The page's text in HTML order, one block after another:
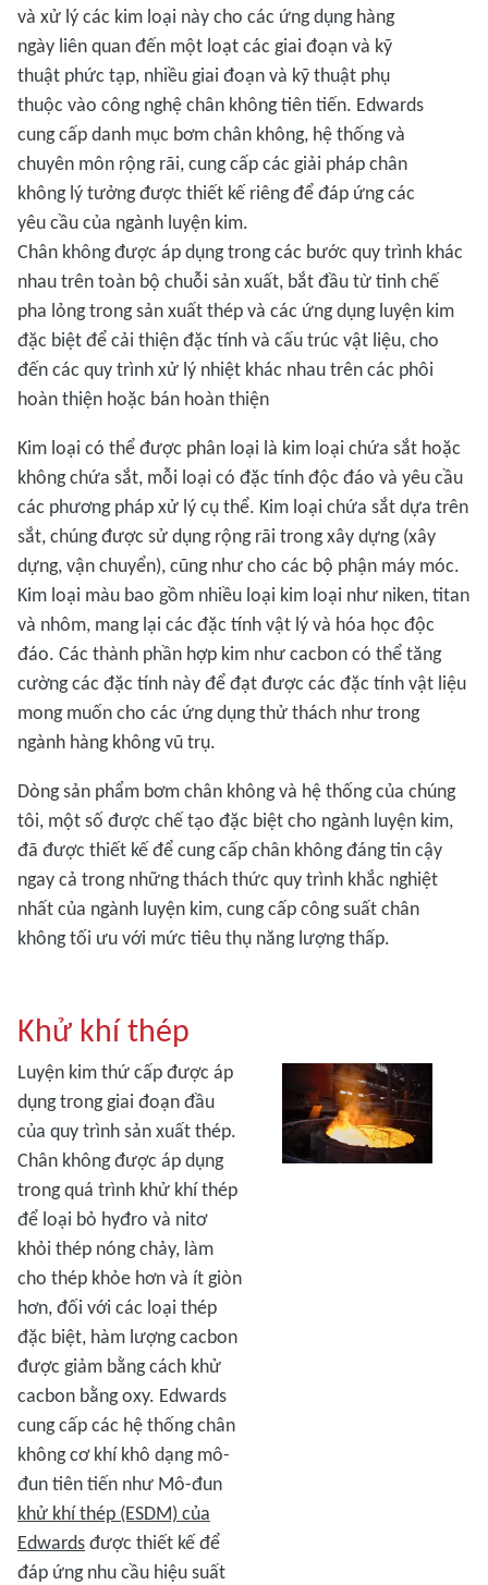
và xử lý các kim loại này cho các ứng dụng hàng
ngày liên quan đến một loạt các giai đoạn và kỹ
thuật phức tạp, nhiều giai đoạn và kỹ thuật phụ
thuộc vào công nghệ chân không tiên tiến. Edwards
cung cấp danh mục bơm chân không, hệ thống và
chuyên môn rộng rãi, cung cấp các giải pháp chân
không lý tưởng được thiết kế riêng để đáp ứng các
yêu cầu của ngành luyện kim.
Chân không được áp dụng trong các bước quy trình khác
nhau trên toàn bộ chuỗi sản xuất, bắt đầu từ tinh chế
pha lỏng trong sản xuất thép và các ứng dụng luyện kim
đặc biệt để cải thiện đặc tính và cấu trúc vật liệu, cho
đến các quy trình xử lý nhiệt khác nhau trên các phôi
hoàn thiện hoặc bán hoàn thiện
Kim loại có thể được phân loại là kim loại chứa sắt hoặc
không chứa sắt, mỗi loại có đặc tính độc đáo và yêu cầu
các phương pháp xử lý cụ thể. Kim loại chứa sắt dựa trên
sắt, chúng được sử dụng rộng rãi trong xây dựng (xây
dựng, vận chuyển), cũng như cho các bộ phận máy móc.
Kim loại màu bao gồm nhiều loại kim loại như niken, titan
và nhôm, mang lại các đặc tính vật lý và hóa học độc
đáo. Các thành phần hợp kim như cacbon có thể tăng
cường các đặc tính này để đạt được các đặc tính vật liệu
mong muốn cho các ứng dụng thử thách như trong
ngành hàng không vũ trụ.
Dòng sản phẩm bơm chân không và hệ thống của chúng
tôi, một số được chế tạo đặc biệt cho ngành luyện kim,
đã được thiết kế để cung cấp chân không đáng tin cậy
ngay cả trong những thách thức quy trình khắc nghiệt
nhất của ngành luyện kim, cung cấp công suất chân
không tối ưu với mức tiêu thụ năng lượng thấp.
Khử khí thép
Luyện kim thứ cấp được áp
dụng trong giai đoạn đầu
của quy trình sản xuất thép.
Chân không được áp dụng
trong quá trình khử khí thép
để loại bỏ hyđro và nitơ
khỏi thép nóng chảy, làm
cho thép khỏe hơn và ít giòn
hơn, đối với các loại thép
đặc biệt, hàm lượng cacbon
được giảm bằng cách khử
cacbon bằng oxy. Edwards
cung cấp các hệ thống chân
không cơ khí khô dạng mô-
đun tiên tiến như Mô-đun
khử khí thép (ESDM) của
Edwardsđược thiết kế để
đáp ứng nhu cầu hiệu suất